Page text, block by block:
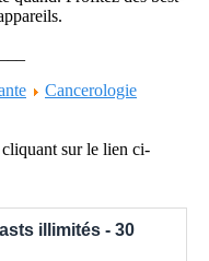
Cancerologie
sur le lien ci-
illimités - 30